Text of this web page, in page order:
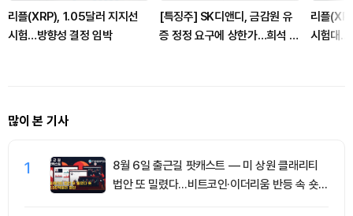
리플(XRP), 1.05달러 지지선
시험…방향성 결정 임박
[특징주] SK디앤디, 금감원 유
증 정정 요구에 상한가…희석 우
리플
시험대
많이 본 기사
1
8월 6일 출근길 팟캐스트 — 미 상원 클래리티
법안 또 밀렸다…비트코인·이더리움 반등 속 숏